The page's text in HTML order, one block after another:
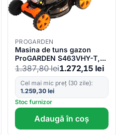
PROGARDEN
Masina de tuns gazon
ProGARDEN S463VHY-T,
3.5CP, 460mm, 50L,
autopropulsata
1.387,80lei1.272,15 lei
Cel mai mic preț (30 zile):
1.259,30 lei
Stoc furnizor
Adaugă în coș